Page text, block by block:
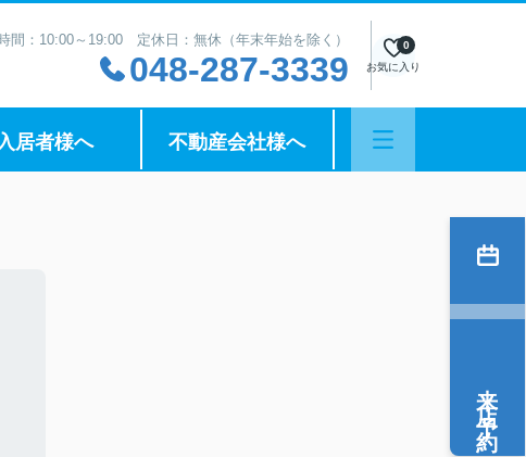
間：10:00～19:00 定休日：無休（年末年始を除く）
048-287-3339 お気に入り
0
居者様へ 不動産会社様へ
来店予約